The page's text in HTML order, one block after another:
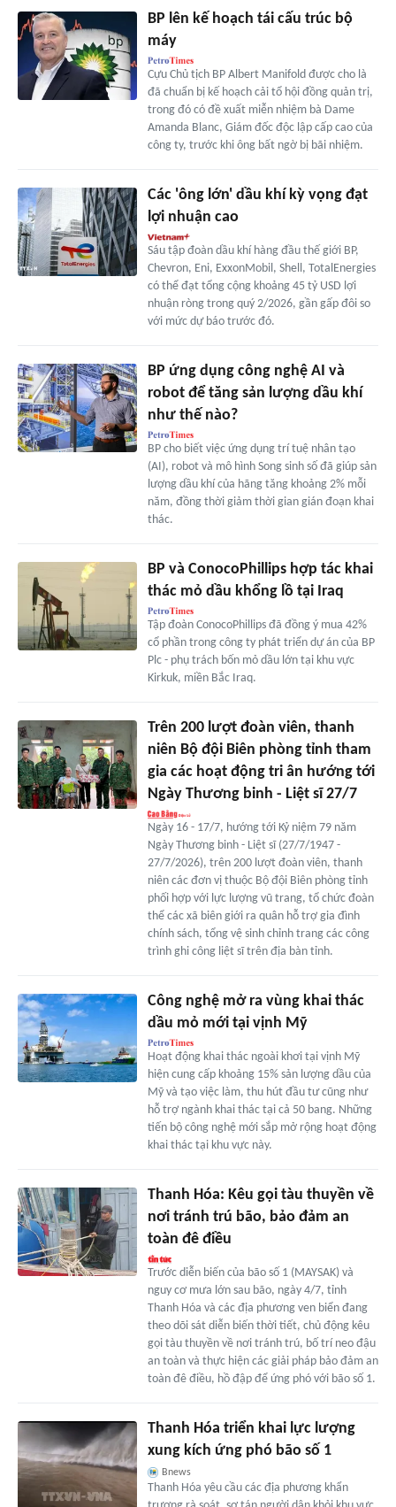
BP lên kế hoạch tái cấu trúc bộ
máy
Cựu Chủ tịch BP Albert Manifold được cho là
đã chuẩn bị kế hoạch cải tổ hội đồng quản trị,
trong đó có đề xuất miễn nhiệm bà Dame
Amanda Blanc, Giám đốc độc lập cấp cao của
công ty, trước khi ông bất ngờ bị bãi nhiệm.
Các 'ông lớn' dầu khí kỳ vọng đạt
lợi nhuận cao
Sáu tập đoàn dầu khí hàng đầu thế giới BP,
Chevron, Eni, ExxonMobil, Shell, TotalEnergies
có thể đạt tổng cộng khoảng 45 tỷ USD lợi
nhuận ròng trong quý 2/2026, gần gấp đôi so
với mức dự báo trước đó.
BP ứng dụng công nghệ AI và
robot để tăng sản lượng dầu khí
như thế nào?
BP cho biết việc ứng dụng trí tuệ nhân tạo
(AI), robot và mô hình Song sinh số đã giúp sản
lượng dầu khí của hãng tăng khoảng 2% mỗi
năm, đồng thời giảm thời gian gián đoạn khai
thác.
BP và ConocoPhillips hợp tác khai
thác mỏ dầu khổng lồ tại Iraq
Tập đoàn ConocoPhillips đã đồng ý mua 42%
cổ phần trong công ty phát triển dự án của BP
Plc - phụ trách bốn mỏ dầu lớn tại khu vực
Kirkuk, miền Bắc Iraq.
Trên 200 lượt đoàn viên, thanh
niên Bộ đội Biên phòng tỉnh tham
gia các hoạt động tri ân hướng tới
Ngày Thương binh - Liệt sĩ 27/7
Ngày 16 - 17/7, hướng tới Kỷ niệm 79 năm
Ngày Thương binh - Liệt sĩ (27/7/1947 -
27/7/2026), trên 200 lượt đoàn viên, thanh
niên các đơn vị thuộc Bộ đội Biên phòng tỉnh
phối hợp với lực lượng vũ trang, tổ chức đoàn
thể các xã biên giới ra quân hỗ trợ gia đình
chính sách, tổng vệ sinh chỉnh trang các công
trình ghi công liệt sĩ trên địa bàn tỉnh.
Công nghệ mở ra vùng khai thác
dầu mỏ mới tại vịnh Mỹ
Hoạt động khai thác ngoài khơi tại vịnh Mỹ
hiện cung cấp khoảng 15% sản lượng dầu của
Mỹ và tạo việc làm, thu hút đầu tư cũng như
hỗ trợ ngành khai thác tại cả 50 bang. Những
tiến bộ công nghệ mới sắp mở rộng hoạt động
khai thác tại khu vực này.
Thanh Hóa: Kêu gọi tàu thuyền về
nơi tránh trú bão, bảo đảm an
toàn đê điều
Trước diễn biến của bão số 1 (MAYSAK) và
nguy cơ mưa lớn sau bão, ngày 4/7, tỉnh
Thanh Hóa và các địa phương ven biển đang
theo dõi sát diễn biến thời tiết, chủ động kêu
gọi tàu thuyền về nơi tránh trú, bố trí neo đậu
an toàn và thực hiện các giải pháp bảo đảm an
toàn đê điều, hồ đập để ứng phó với bão số 1.
Thanh Hóa triển khai lực lượng
xung kích ứng phó bão số 1
Bnews
Thanh Hóa yêu cầu các địa phương khẩn